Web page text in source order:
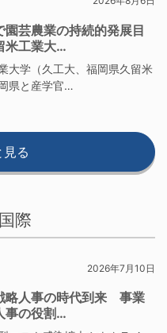
園芸農業の持続的発展目
工業大…
大学（久工大、福岡県久留米
県と産学官…
見る
際
2026年7月10日
略人事の時代到来 事業
事の役割…